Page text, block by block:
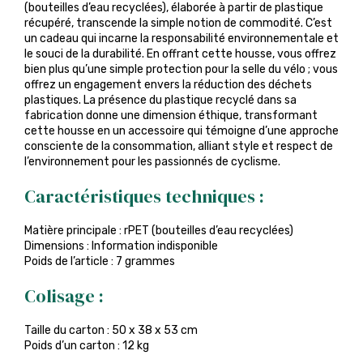
(bouteilles d’eau recyclées), élaborée à partir de plastique
récupéré, transcende la simple notion de commodité. C’est
un cadeau qui incarne la responsabilité environnementale et
le souci de la durabilité. En offrant cette housse, vous offrez
bien plus qu’une simple protection pour la selle du vélo ; vous
offrez un engagement envers la réduction des déchets
plastiques. La présence du plastique recyclé dans sa
fabrication donne une dimension éthique, transformant
cette housse en un accessoire qui témoigne d’une approche
consciente de la consommation, alliant style et respect de
l’environnement pour les passionnés de cyclisme.
Caractéristiques techniques :
Matière principale : rPET (bouteilles d’eau recyclées)
Dimensions : Information indisponible
Poids de l’article : 7 grammes
Colisage :
Taille du carton : 50 x 38 x 53 cm
Poids d’un carton : 12 kg